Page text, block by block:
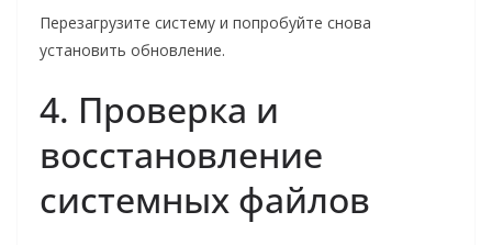
Перезагрузите систему и попробуйте снова
установить обновление.
4. Проверка и
восстановление
системных файлов